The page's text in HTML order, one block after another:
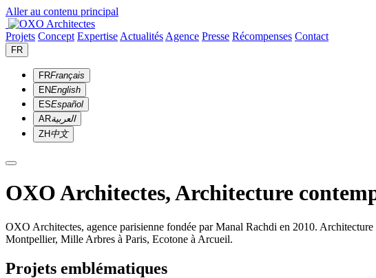
Aller au contenu principal
Projets Concept Expertise Actualités Agence Presse Récompenses Contact
FR
FRFrançais
ENEnglish
ESEspañol
ARالعربية
ZH中文
OXO Architectes, Architecture
OXO Architectes, agence parisienne fondée par Manal Rachdi en 2010.
Montpellier, Mille Arbres à Paris, Ecotone à Arcueil.
Projets emblématiques